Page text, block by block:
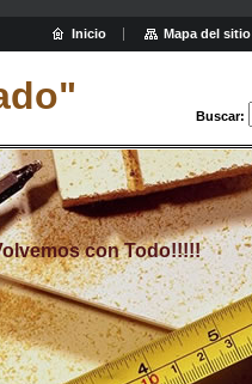
Buscar:
con Todo!!!!!
Inicio Mapa del sitio